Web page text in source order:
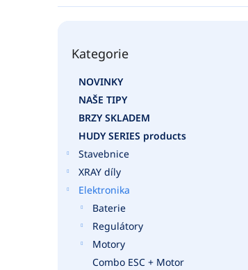
kategorie
Kategorie
NOVINKY
NAŠE TIPY
BRZY SKLADEM
HUDY SERIES products
Stavebnice
XRAY díly
Elektronika
Baterie
Regulátory
Motory
Combo ESC + Motor